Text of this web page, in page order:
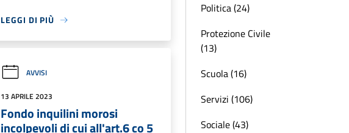
LEGGI DI PIÙ
AVVISI
13 APRILE 2023
Fondo inquilini morosi
incolpevoli di cui all'art.6 co 5
Politica (24)
Protezione Civile
(13)
Scuola (16)
Servizi (106)
Sociale (43)